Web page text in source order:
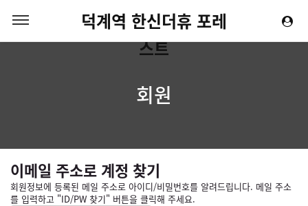
덕계역 한신더휴 포레
스트
회원
이메일 주소로 계정 찾기
회원정보에 등록된 메일 주소로 아이디/비밀번호를 알려드립니다. 메일 주소
를 입력하고 "ID/PW 찾기" 버튼을 클릭해 주세요.